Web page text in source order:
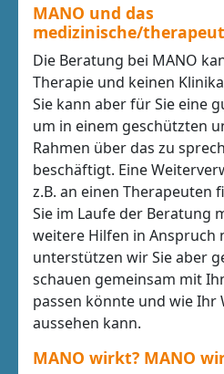
MANO und das
medizinische/
Die Beratung bei MANO
Therapie und keinen
Sie kann aber für Sie eine
um in einem geschützten
Rahmen über das zu
beschäftigt. Eine
z.B. an einen Therapeuten
Sie im Laufe der Beratung
weitere Hilfen in Anspruch
unterstützen wir Sie aber
schauen gemeinsam mit
passen könnte und wie Ihr
aussehen kann.
MANO wirkt? MANO